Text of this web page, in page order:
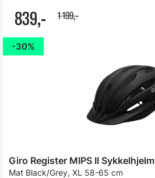
839,- 1 199,-
30%
Giro Register MIPS II Sykkelhjelm
Mat Black/Grey, XL 58-65 cm